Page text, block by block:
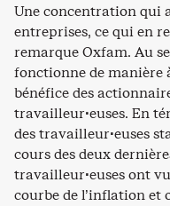
Une concentration qui
entreprises, ce qui en
remarque Oxfam. Au
fonctionne de manière
bénéfice des
travailleur·euses. En
des travailleur·euses
cours des deux
travailleur·euses ont
courbe de l’inflation et